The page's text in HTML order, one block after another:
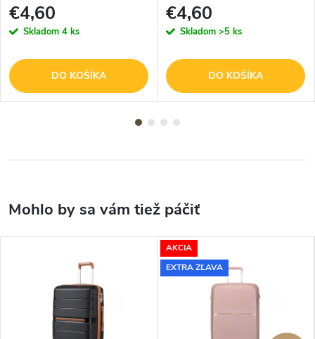
€4,60
Skladom 4 ks
DO KOŠÍKA
5 cm
€4,60
Skladom >5 ks
DO KOŠÍKA
AKCIA
EXTRA ZĽAVA